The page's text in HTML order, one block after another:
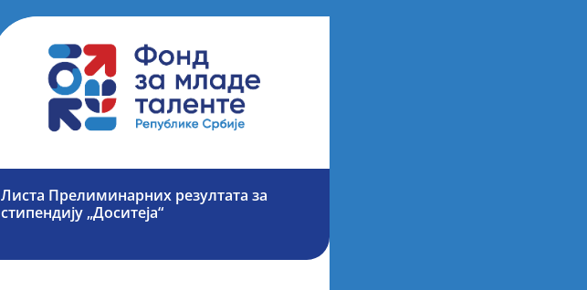
Листа Прелиминарних резултата за
стипендију „Доситеја“